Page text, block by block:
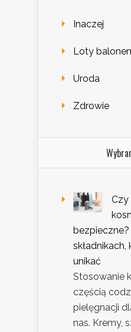
Inaczej
Loty
Uroda
Zdrowie
Czy
unikać
Stosowanie
częścią
pielęgnacji
nas. Kremy,